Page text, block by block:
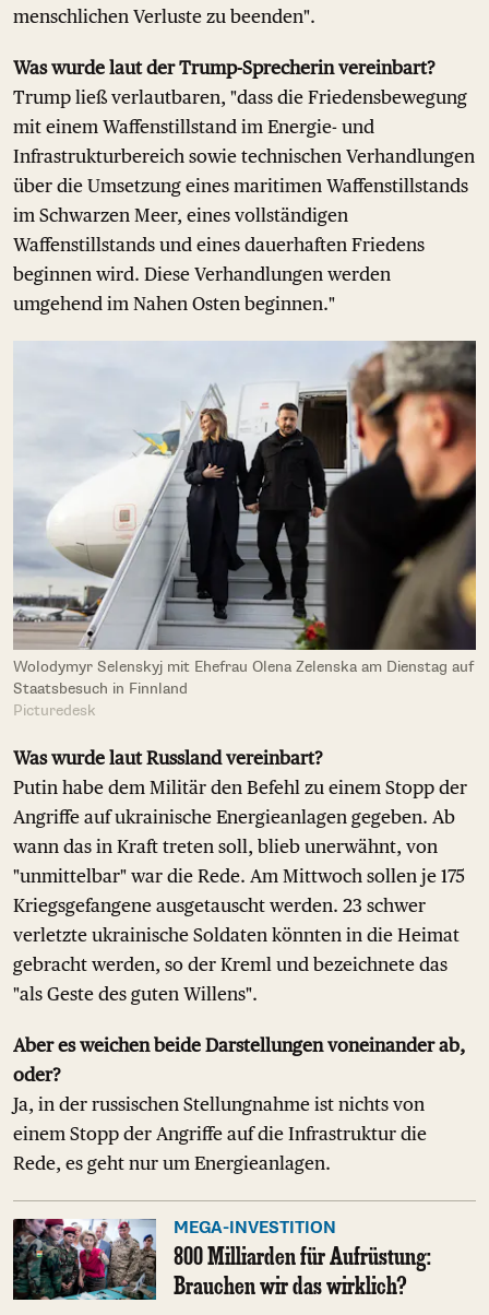
menschlichen Verluste zu beenden".
Was wurde laut der Trump-Sprecherin vereinbart?
Trump ließ verlautbaren, "dass die Friedensbewegung
mit einem Waffenstillstand im Energie- und
Infrastrukturbereich sowie technischen Verhandlungen
über die Umsetzung eines maritimen Waffenstillstands
im Schwarzen Meer, eines vollständigen
Waffenstillstands und eines dauerhaften Friedens
beginnen wird. Diese Verhandlungen werden
umgehend im Nahen Osten beginnen."
Wolodymyr Selenskyj mit Ehefrau Olena Zelenska am Dienstag auf
Staatsbesuch in Finnland
Picturedesk
Was wurde laut Russland vereinbart?
Putin habe dem Militär den Befehl zu einem Stopp der
Angriffe auf ukrainische Energieanlagen gegeben. Ab
wann das in Kraft treten soll, blieb unerwähnt, von
"unmittelbar" war die Rede. Am Mittwoch sollen je 175
Kriegsgefangene ausgetauscht werden. 23 schwer
verletzte ukrainische Soldaten könnten in die Heimat
gebracht werden, so der Kreml und bezeichnete das
"als Geste des guten Willens".
Aber es weichen beide Darstellungen voneinander ab,
oder?
Ja, in der russischen Stellungnahme ist nichts von
einem Stopp der Angriffe auf die Infrastruktur die
Rede, es geht nur um Energieanlagen.
MEGA-INVESTITION
800 Milliarden für Aufrüstung:
Brauchen wir das wirklich?